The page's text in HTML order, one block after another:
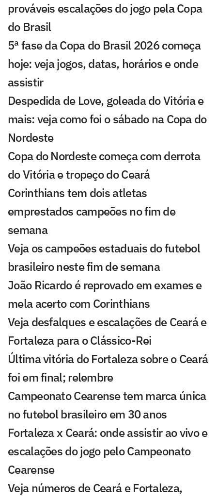
prováveis escalações do jogo pela Copa
do Brasil
5ª fase da Copa do Brasil 2026 começa
hoje: veja jogos, datas, horários e onde
assistir
Despedida de Love, goleada do Vitória e
mais: veja como foi o sábado na Copa do
Nordeste
Copa do Nordeste começa com derrota
do Vitória e tropeço do Ceará
Corinthians tem dois atletas
emprestados campeões no fim de
semana
Veja os campeões estaduais do futebol
brasileiro neste fim de semana
João Ricardo é reprovado em exames e
mela acerto com Corinthians
Veja desfalques e escalações de Ceará e
Fortaleza para o Clássico-Rei
Última vitória do Fortaleza sobre o Ceará
foi em final; relembre
Campeonato Cearense tem marca única
no futebol brasileiro em 30 anos
Fortaleza x Ceará: onde assistir ao vivo e
escalações do jogo pelo Campeonato
Cearense
Veja números de Ceará e Fortaleza,